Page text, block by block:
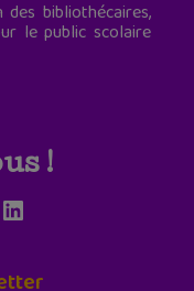
bibliothécaires,
le public scolaire
!
LinkedIn